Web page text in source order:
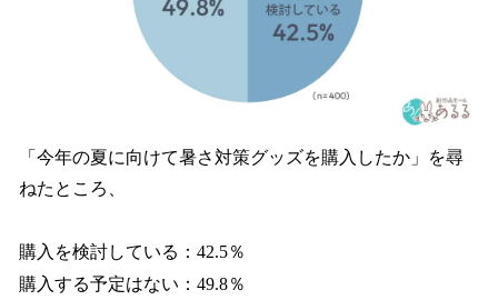
「今年の夏に向けて暑さ対策グッズを購入したか」を尋
ねたところ、
購入を検討している：42.5％
購入する予定はない：49.8％